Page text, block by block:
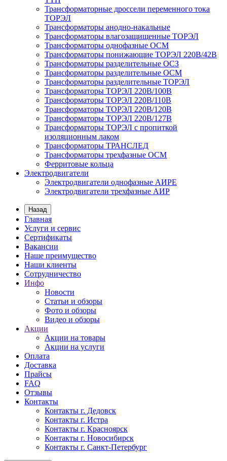
Трансформаторные дроссели переменного тока
ТОРЭЛ
Трансформаторы анодно-накальные
Трансформаторы влагозащищенные ТОРЭЛ
Трансформаторы однофазные ОСМ
Трансформаторы понижающие ТОРЭЛ 220В/42В
Трансформаторы разделительные ОСЗ
Трансформаторы разделительные ОСМ
Трансформаторы разделительные ТОРЭЛ
Трансформаторы ТОРЭЛ 220В/100В
Трансформаторы ТОРЭЛ 220В/110В
Трансформаторы ТОРЭЛ 220В/120В
Трансформаторы ТОРЭЛ 220В/127В
Трансформаторы ТОРЭЛ с пропиткой
изоляционным лаком
Трансформаторы ТРАНСЛЕД
Трансформаторы трехфазные ОСМ
Ферритовые кольца
Электродвигатели
Электродвигатели однофазные АИРЕ
Электродвигатели трехфазные АИР
Назад
Главная
Услуги и сервис
Сертификаты
Вакансии
Наше преимущество
Наши клиенты
Сотрудничество
Инфо
Новости
Статьи и обзоры
Фото и обзоры
Видео и обзоры
Акции
Акции на товары
Акции на услуги
Оплата
Доставка
Прайсы
FAQ
Отзывы
Контакты
Контакты г. Дедовск
Контакты г. Истра
Контакты г. Красноярск
Контакты г. Новосибирск
Контакты г. Санкт-Петербург